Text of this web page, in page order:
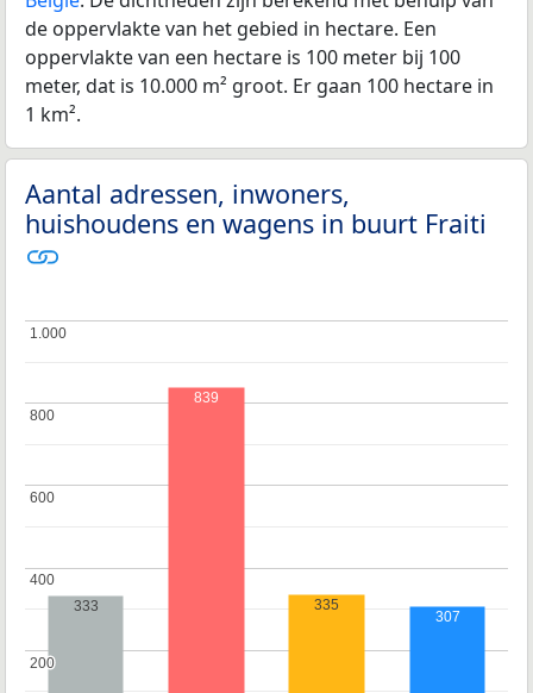
de oppervlakte van het gebied in hectare. Een
oppervlakte van een hectare is 100 meter bij 100
meter, dat is 10.000 m² groot. Er gaan 100 hectare in
1 km².
Aantal adressen, inwoners,
huishoudens en wagens in buurt Fraiti
200
200
400
400
600
600
800
800
1.000
1.000
333
839
335
307